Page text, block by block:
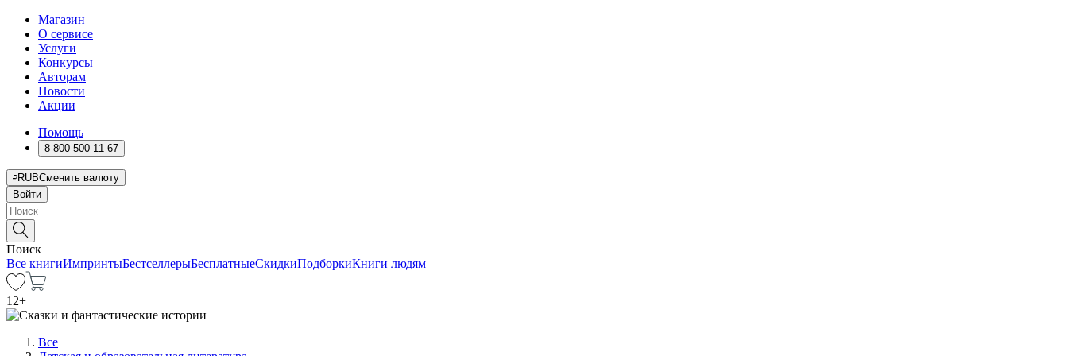
Магазин
О сервисе
Услуги
Конкурсы
Авторам
Новости
Акции
Помощь
8 800 500 11 67
RUBСменить валюту
Войти
Поиск
Все книгиИмпринтыБестселлерыБесплатныеСкидкиПодборкиКниги людям
12+
Все